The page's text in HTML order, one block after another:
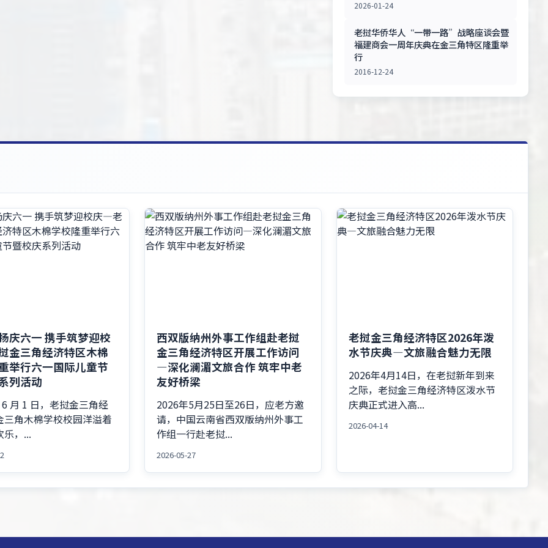
2026-01-24
老挝华侨华人“一带一路”战略座谈会暨
福建商会一周年庆典在金三角特区隆重举
行
2016-12-24
庆六一 携手筑梦迎校
金三角经济特区木棉
举行六一国际儿童节
列活动
月 1 日，老挝金三角经
三角木棉学校校园洋溢着
乐，...
西双版纳州外事工作组赴老挝
金三角经济特区开展工作访问
—深化澜湄文旅合作 筑牢中老
友好桥梁
2026年5月25日至26日，应老方邀
请，中国云南省西双版纳州外事工
作组一行赴老挝...
2026-05-27
老挝金三角经济特区2026年泼
水节庆典—文旅融合魅力无限
2026年4月14日，在老挝新年到来
之际，老挝金三角经济特区泼水节
庆典正式进入高...
2026-04-14